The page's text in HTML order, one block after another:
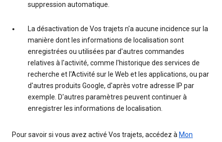
suppression automatique.
La désactivation de Vos trajets n'a aucune incidence sur la
manière dont les informations de localisation sont
enregistrées ou utilisées par d'autres commandes
relatives à l'activité, comme l'historique des services de
recherche et l'Activité sur le Web et les applications, ou par
d'autres produits Google, d'après votre adresse IP par
exemple. D'autres paramètres peuvent continuer à
enregistrer les informations de localisation.
Pour savoir si vous avez activé Vos trajets, accédez à Mon